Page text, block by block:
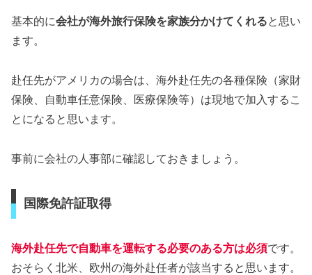
基本的に会社が海外旅行保険を家族分かけてくれると思い
ます。
赴任先がアメリカの場合は、海外赴任先の各種保険（家財
保険、自動車任意保険、医療保険等）は現地で加入するこ
とになると思います。
事前に会社の人事部に確認しておきましょう。
国際免許証取得
海外赴任先で自動車を運転する必要のある方は必須です。
おそらく北米、欧州の海外赴任者が該当すると思います。